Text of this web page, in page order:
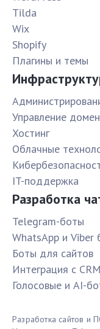
Tilda
Wix
Shopify
Плагины и темы
Управление
Хостинг
Облачные
IT-поддержка
Разработка
Telegram-боты
WhatsApp и Viber
Боты для сайтов
Интеграция с CRM
Голосовые и AI-
Разработка сайтов и